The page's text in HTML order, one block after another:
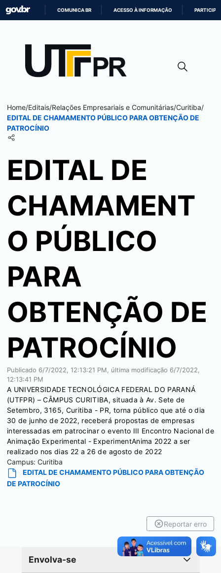
CONTEÚDO
COMUNICA BR ACESSO À INFORMAÇÃO PARTICIPE
Home/Editais/Relações Empresariais e Comunitárias/Curitiba/
EDITAL DE CHAMAMENTO PÚBLICO PARA OBTENÇÃO DE
PATROCÍNIO
EDITAL DE
CHAMAMENT
O PÚBLICO
PARA
OBTENÇÃO DE
PATROCÍNIO
Publicado 6/7/2022, 12:13:21 PM , última modificação 6/7/2022,
12:13:41 PM
A UNIVERSIDADE TECNOLÓGICA FEDERAL DO PARANÁ
(UTFPR) – CÂMPUS CURITIBA, situada à Av. Sete de
Setembro, 3165, Curitiba - PR, torna público que até o dia
30 de junho de 2022, receberá propostas de empresas
interessadas em patrocinar o evento III Encontro Nacional de
Animação Experimental - ExperimentAnima 2022 a ser
realizado nos dias 22 a 26 de agosto de 2022
Campus: Curitiba
EDITAL DE CHAMAMENTO PÚBLICO PARA OBTENÇÃO
DE PATROCÍNIO
Reportar erro
Envolva-se